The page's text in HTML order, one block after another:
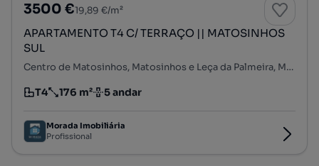
3500 €19,89 €/m²
APARTAMENTO T4 C/ TERRAÇO || MATOSINHOS
SUL
Centro de Matosinhos, Matosinhos e Leça da Palmeira, Matosinhos, Porto
Tipologia
T4
Preço por metro quadrado
176 m²
Andar 5 andar
Morada Imobiliária
Profissional